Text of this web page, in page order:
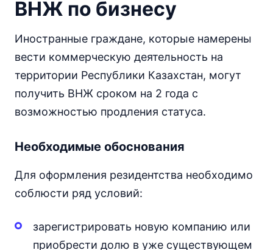
ВНЖ по бизнесу
Иностранные граждане, которые намерены
вести коммерческую деятельность на
территории Республики Казахстан, могут
получить ВНЖ сроком на 2 года с
возможностью продления статуса.
Необходимые обоснования
Для оформления резидентства необходимо
соблюсти ряд условий:
зарегистрировать новую компанию или
приобрести долю в уже существующем